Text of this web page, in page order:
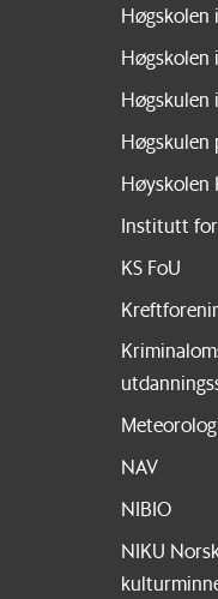
Høgskolen
Høgskulen
Høgskulen
Høyskolen
Institutt
KS FoU
NAV
NIBIO
NIKU